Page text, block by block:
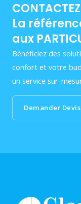
La
aux
Bénéficiez des
confort et votre
un service sur-
Demander Devis